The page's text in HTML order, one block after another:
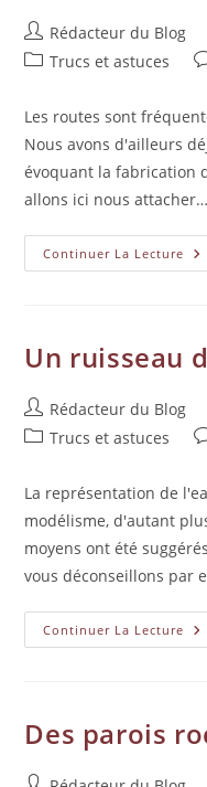
Rédacteur du Blog
Trucs et astuces
Les routes sont
Nous avons d'ailleurs
évoquant la fabrication
allons ici nous attacher…
Continuer La Lecture
Un ruisseau
Rédacteur du Blog
Trucs et astuces
La représentation de
modélisme, d'autant
moyens ont été
vous déconseillons par
Continuer La Lecture
Des parois